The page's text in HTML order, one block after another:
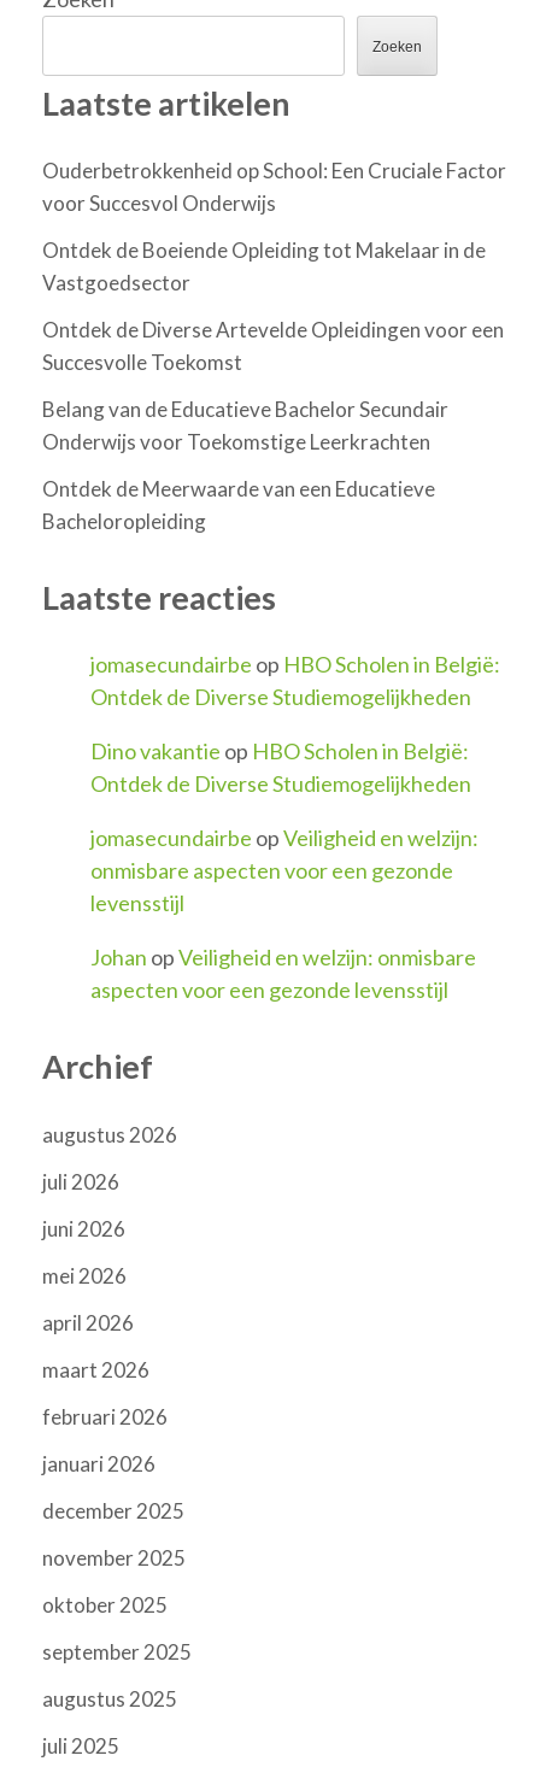
Zoeken
Laatste artikelen
Ouderbetrokkenheid op School: Een Cruciale Factor
voor Succesvol Onderwijs
Ontdek de Boeiende Opleiding tot Makelaar in de
Vastgoedsector
Ontdek de Diverse Artevelde Opleidingen voor een
Succesvolle Toekomst
Belang van de Educatieve Bachelor Secundair
Onderwijs voor Toekomstige Leerkrachten
Ontdek de Meerwaarde van een Educatieve
Bacheloropleiding
Laatste reacties
jomasecundairbe op HBO Scholen in België:
Ontdek de Diverse Studiemogelijkheden
Dino vakantie op HBO Scholen in België:
Ontdek de Diverse Studiemogelijkheden
jomasecundairbe opVeiligheid en welzijn:
onmisbare aspecten voor een gezonde
levensstijl
Johan opVeiligheid en welzijn: onmisbare
aspecten voor een gezonde levensstijl
Archief
augustus 2026
juli 2026
juni 2026
mei 2026
april 2026
maart 2026
februari 2026
januari 2026
december 2025
november 2025
oktober 2025
september 2025
augustus 2025
juli 2025